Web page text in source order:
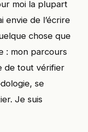
moi la plupart
envie de l’écrire
chose que
: mon parcours
de tout vérifier
se
Je suis